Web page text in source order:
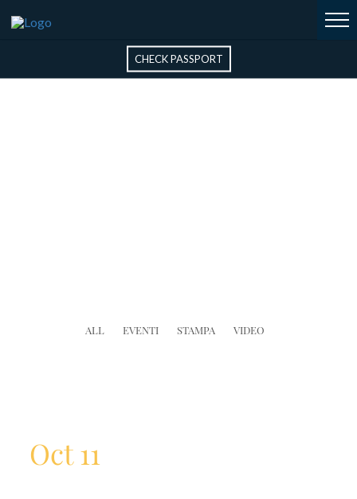
CHECK PASSPORT
ALL EVENTI STAMPA VIDEO
Oct 11